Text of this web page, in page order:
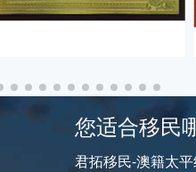
您适合移民
君拓移民-澳籍太